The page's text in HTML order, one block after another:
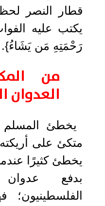
قطار النصر
يكتب عليه
رَحْمَتِهِ مَن يَشَاءُ}.
من
العدوان
يخطئ المسلم
متكئ على
يخطئ كثيرًا
بدفع
الفلسطينيون؛